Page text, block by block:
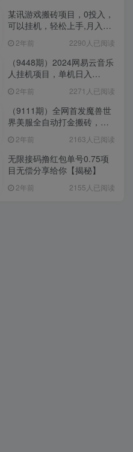
某讯游戏搬砖项目，0投入，
可以挂机，轻松上手,月入
2年前 2290人已阅读
（9448期）2024网易云音乐
人挂机项目，单机日入
2年前 2271人已阅读
（9111期）全网首发魔兽世
界美服全自动打金搬砖，日
姆级教学
2年前 2163人已阅读
无限接码撸红包单号0.75项
目无偿分享给你【揭秘】
2年前 2155人已阅读